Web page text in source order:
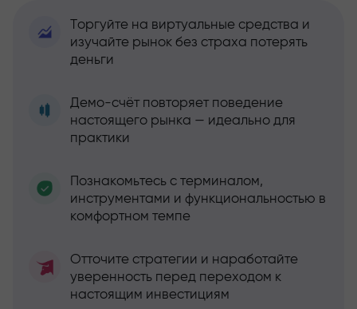
Торгуйте на виртуальные средства и
изучайте рынок без страха потерять
деньги
Демо-счёт повторяет поведение
настоящего рынка — идеально для
практики
Познакомьтесь с терминалом,
инструментами и функциональностью в
комфортном темпе
Отточите стратегии и наработайте
уверенность перед переходом к
настоящим инвестициям